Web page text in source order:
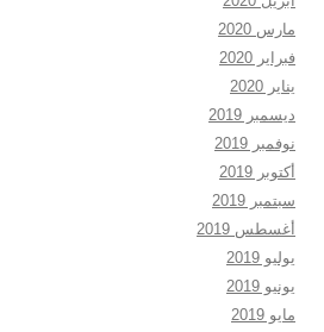
مارس 2020
فبراير 2020
يناير 2020
ديسمبر 2019
نوفمبر 2019
أكتوبر 2019
سبتمبر 2019
أغسطس 2019
يوليو 2019
يونيو 2019
مايو 2019